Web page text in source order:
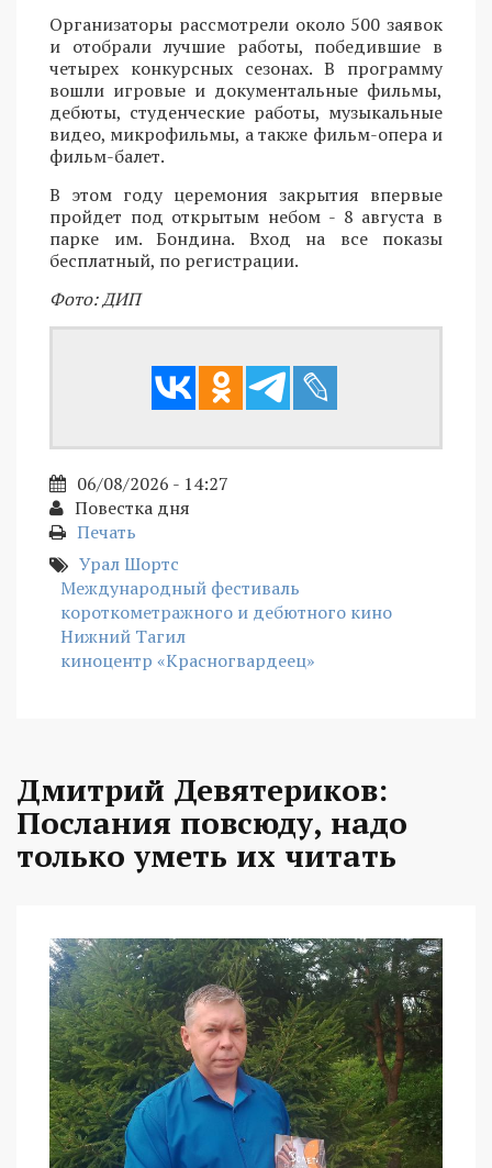
Организаторы рассмотрели около 500 заявок
и отобрали лучшие работы, победившие в
четырех конкурсных сезонах. В программу
вошли игровые и документальные фильмы,
дебюты, студенческие работы, музыкальные
видео, микрофильмы, а также фильм-опера и
фильм-балет.
В этом году церемония закрытия впервые
пройдет под открытым небом - 8 августа в
парке им. Бондина. Вход на все показы
бесплатный, по регистрации.
Фото: ДИП
06/08/2026 - 14:27
Повестка дня
Печать
Урал Шортс
Международный фестиваль
короткометражного и дебютного кино
Нижний Тагил
киноцентр «Красногвардеец»
Дмитрий Девятериков:
Послания повсюду, надо
только уметь их читать